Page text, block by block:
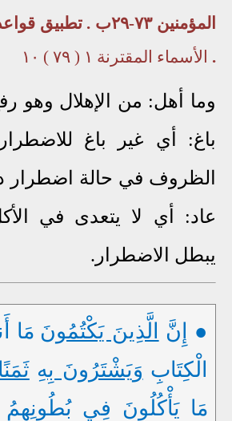
. الأسماء المقترنة ١ ( ٧٩ ) ١٠
وما أهل: من الإهلال وهو
باغ: أي غير باغ
الظروف في حالة اضطرار
عاد: أي لا يتعدى في
يبطل الاضطرار.
● إِنَّ الَّذِينَ يَكْتُمُونَ مَا
الْكِتَابِ وَيَشْتَرُونَ بِهِ
مَا يَأْكُلُونَ فِي بُطُونِهِمُ